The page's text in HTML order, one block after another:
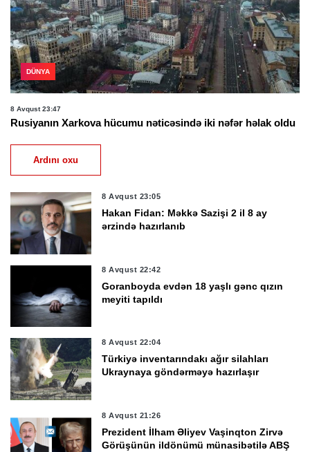
DÜNYA
8 Avqust 23:47
Rusiyanın Xarkova hücumu nəticəsində iki nəfər həlak oldu
Ardını oxu
8 Avqust 23:05
Hakan Fidan: Məkkə Sazişi 2 il 8 ay
ərzində hazırlanıb
8 Avqust 22:42
Goranboyda evdən 18 yaşlı gənc qızın
meyiti tapıldı
8 Avqust 22:04
Türkiyə inventarındakı ağır silahları
Ukraynaya göndərməyə hazırlaşır
8 Avqust 21:26
Prezident İlham Əliyev Vaşinqton Zirvə
Görüşünün ildönümü münasibətilə ABŞ